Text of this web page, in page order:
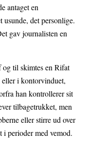
antaget en
usunde, det personlige.
gav journalisten en
til skimtes en Rifat
i kontorvinduet,
han kontrollerer sit
tilbagetrukket, men
eller stirre ud over
perioder med vemod.